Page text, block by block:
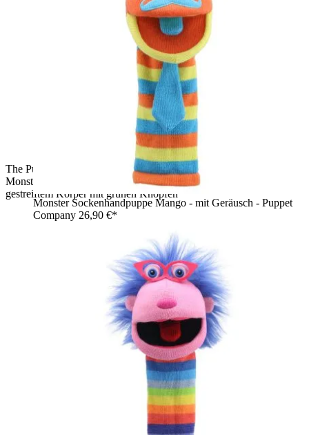
The Puppet Company Sockenhandpuppe Buttons, oranges
Monster mit grüner Kraushaar-Mähne und rot-orange
gestreiftem Körper mit grünen Knöpfen
Monster Sockenhandpuppe Mango - mit Geräusch - Puppet
Company 26,90 €*